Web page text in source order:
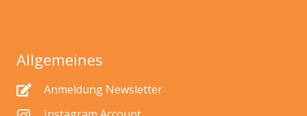
Allgemeines
Anmeldung Newsletter